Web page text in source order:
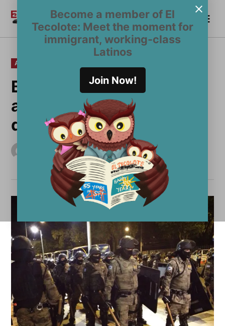
Become a member of El
Tecolote: Meet the moment for
immigrant, working-class
Latinos
Join Now!
contenido
El
Tecolote
Become a Member
PUBLICADO
EN
AMÉRICA LATINA
Brasileños reaccionan
ante impresionante
derrota
El Tecolote Staff
julio 24, 2014
Última actualizaciónenero 8, 2015